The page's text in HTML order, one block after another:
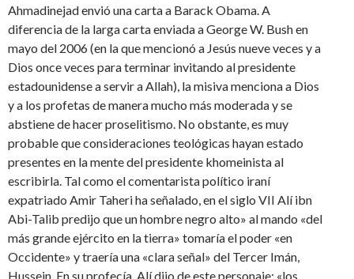
Ahmadinejad envió una carta a Barack Obama. A
diferencia de la larga carta enviada a George W. Bush en
mayo del 2006 (en la que mencionó a Jesús nueve veces y a
Dios once veces para terminar invitando al presidente
estadounidense a servir a Allah), la misiva menciona a Dios
y a los profetas de manera mucho más moderada y se
abstiene de hacer proselitismo. No obstante, es muy
probable que consideraciones teológicas hayan estado
presentes en la mente del presidente khomeinista al
escribirla. Tal como el comentarista político iraní
expatriado Amir Taheri ha señalado, en el siglo VII Alí ibn
Abi-Talib predijo que un hombre negro alto» al mando «del
más grande ejército en la tierra» tomaría el poder «en
Occidente» y traería una «clara señal» del Tercer Imán,
Hussein. En su profecía, Alí dijo de este personaje: «los